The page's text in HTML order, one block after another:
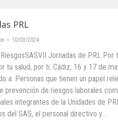
PRL
10/03/2024
Jornadas de PRL Por
tu salud, por ti. Cádiz, 16 y 17 de
a: Personas que tienen un papel
prevención de riesgos laborales
integrantes de la Unidades de
del SAS, el personal directivo y…